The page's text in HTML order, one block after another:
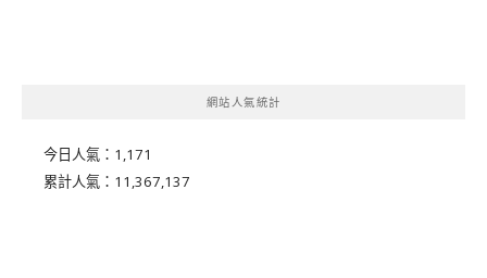
網站人氣統計
今日人氣： 1,171
累計人氣： 11,367,137